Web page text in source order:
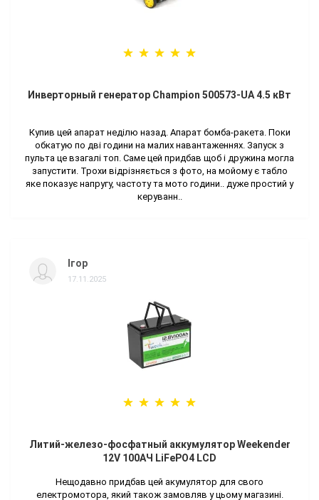
Инверторный генератор Champion 500573-UA 4.5 кВт
Купив цей апарат неділю назад. Апарат бомба-ракета. Поки
обкатую по дві години на малих навантаженнях. Запуск з
пульта це взагалі топ. Саме цей придбав щоб і дружина могла
запустити. Трохи відрізняється з фото, на мойому є табло
яке показує напругу, частоту та мото години.. дуже простий у
керуванн..
Ігор
17.11.2025
Литий-железо-фосфатный аккумулятор Weekender
12V 100AЧ LiFePO4 LCD
Нещодавно придбав цей акумулятор для свого
електромотора, який також замовляв у цьому магазині.